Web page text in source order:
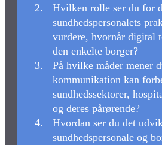
Hvilken rolle ser du for
sundhedspersonalets
vurdere, hvornår digital
den enkelte borger?
På hvilke måder mener
kommunikation kan
sundhedssektorer,
og deres pårørende?
Hvordan ser du det
sundhedspersonale og